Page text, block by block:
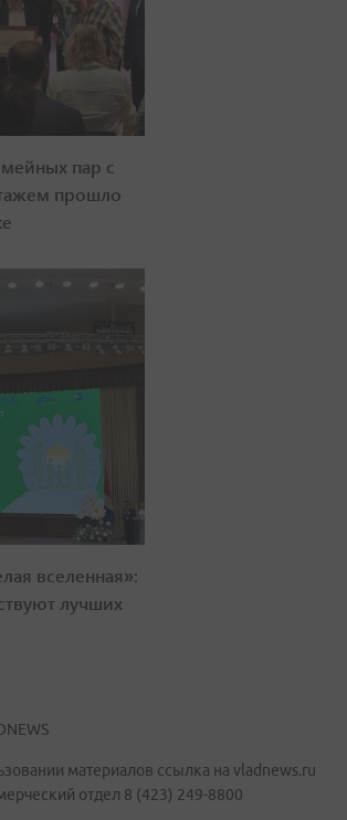
пар с
прошло
вселенная»:
лучших
материалов ссылка на vladnews.ru
отдел 8 (423) 249-8800